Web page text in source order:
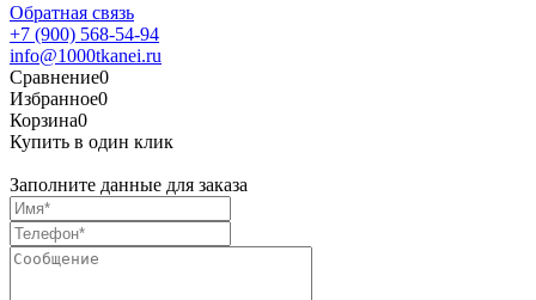
Обратная связь
+7 (900) 568-54-94
info@1000tkanei.ru
Сравнение0
Избранное0
Корзина0
Купить в один клик
Заполните данные для заказа